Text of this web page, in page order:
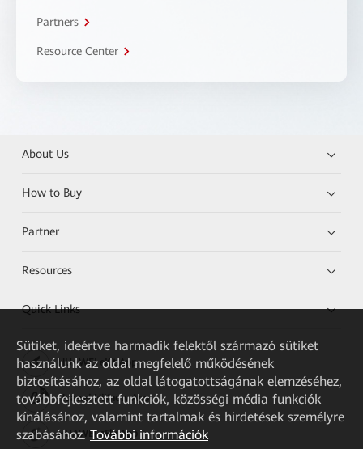
Partners
Resource Center
About Us
How to Buy
Partner
Resources
Quick Links
HUAWEI eKit App
Huawei HiKnow App
HUAWEI eFly App
Sütiket, ideértve harmadik felektől származó sütiket
használunk az oldal megfelelő működésének
biztosításához, az oldal látogatottságának elemzéséhez,
továbbfejlesztett funkciók, közösségi média funkciók
kínálásához, valamint tartalmak és hirdetések személyre
szabásához. További információk